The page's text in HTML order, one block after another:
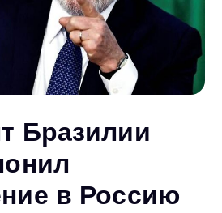
Бразилии
в Россию